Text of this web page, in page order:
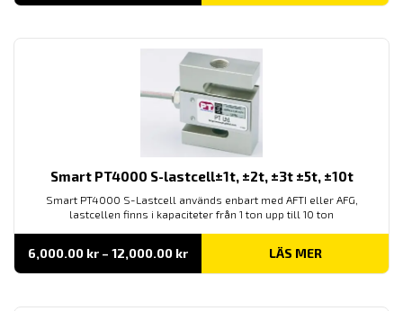
till
Smart PT4000 S-lastcell±1t, ±2t, ±3t ±5t, ±10t
Smart PT4000 S-Lastcell används enbart med AFTI eller AFG,
lastcellen finns i kapaciteter från 1 ton upp till 10 ton
6,000.00 kr – 12,000.00 krPrisintervall:
till
LÄS MER